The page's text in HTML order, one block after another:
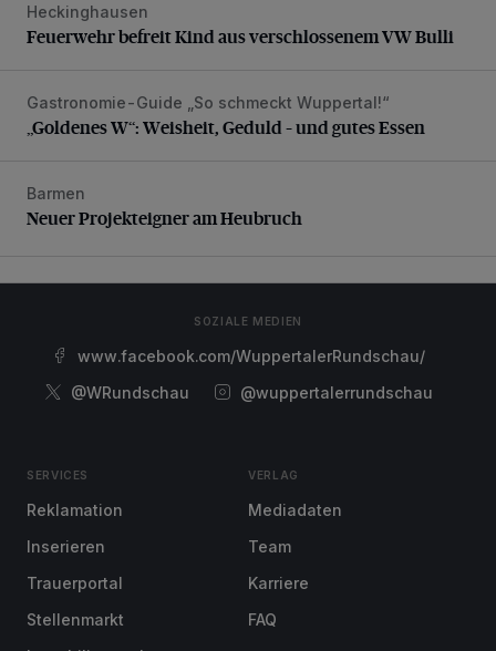
Feuerwehr befreit Kind aus verschlossenem VW Bulli
Heckinghausen
Feuerwehr befreit Kind aus verschlossenem VW Bulli
„Goldenes W“: Weisheit, Geduld – und gutes Essen
Gastronomie-Guide „So schmeckt Wuppertal!“
„Goldenes W“: Weisheit, Geduld – und gutes Essen
Neuer Projekteigner am Heubruch
Barmen
Neuer Projekteigner am Heubruch
SOZIALE MEDIEN
www.facebook.com/WuppertalerRundschau/
@WRundschau
@wuppertalerrundschau
SERVICES
Reklamation
Inserieren
Trauerportal
Stellenmarkt
VERLAG
Mediadaten
Team
Karriere
FAQ